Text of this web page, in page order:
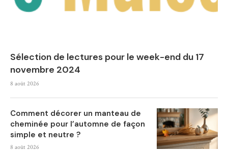
Sélection de lectures pour le week-end du 17
novembre 2024
8 août 2026
Comment décorer un manteau de
cheminée pour l’automne de façon
simple et neutre ?
8 août 2026